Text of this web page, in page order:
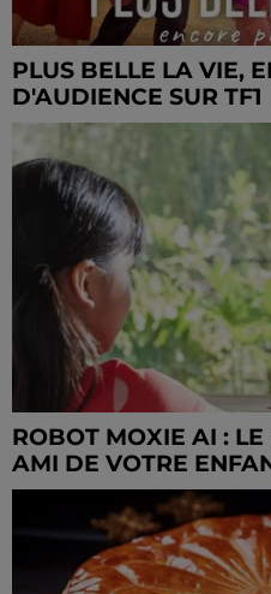
PLUS BELLE LA VIE,
D'AUDIENCE SUR TF1
ROBOT MOXIE AI :
AMI DE VOTRE